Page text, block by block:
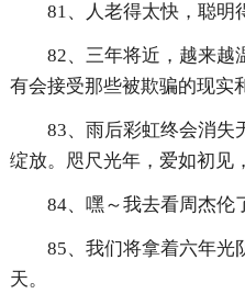
81、人老得太快，聪明
82、三年将近，越来越
有会接受那些被欺骗的现实
83、雨后彩虹终会消失
绽放。咫尺光年，爱如初见
84、嘿～我去看周杰伦
85、我们将拿着六年光
天。